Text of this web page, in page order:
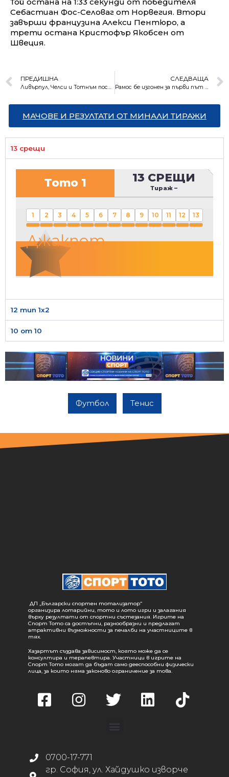
Себастиан Фос-Селоваг от Норвегия. Втори
завърши французина Алекси Пентюро, а
трети остана Кристофър Якобсен от
Швеция.
ПРЕДИШНА
Ливърпул, Челси и Тотнъм последваха Арсенал на полуфинал за Купата на Лигата
СЛЕДВАЩА
Рамос бе изгонен за първи път с екипа на ПСЖ
МАЧОВЕ И РЕЗУЛТАТИ ОТ МИНАЛИ ТИРАЖИ
13 срещи
Тото 1 13 СРЕЩИ
Тираж –
1 2 3 4 5 6 7 8 9 10 11 12 13
Джакпот
12 тип 1х2
10 от 10
Футбол Тенис
ДП „Български спортен тотализатор“
организира лотарийни, тото и лото игри и залагания
върху резултати от спортни състезания. Игрите на
Спорт Тото са достъпни, разнообразни и предлагат
атрактивни възможности за печалби на участниците в
тях.
Хазартът създава зависимост, която може да се
консултира и терапевтира. Участници в игрите на
Спорт Тото могат да бъдат само дееспособни физически
лица, за които няма законово ограничение за това.
0700-17-771
гр. София, ул. Хайдушко изворче